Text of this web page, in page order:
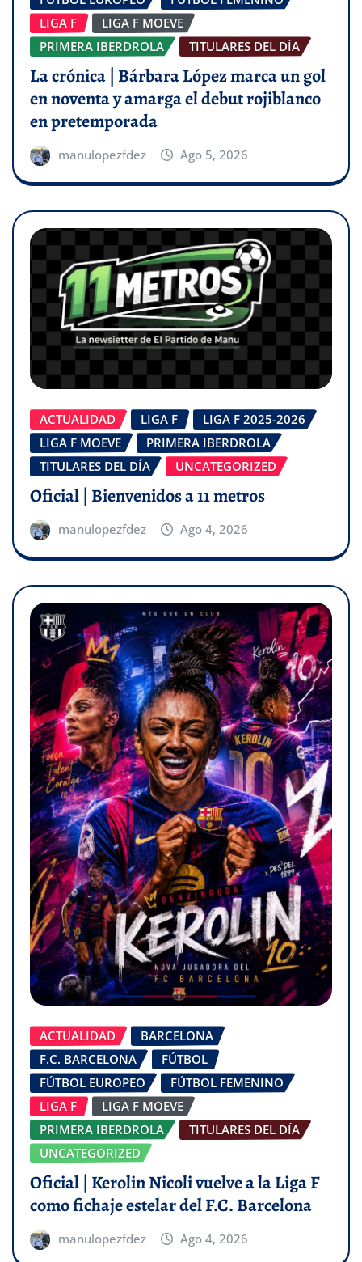
LIGA F
LIGA F MOEVE
PRIMERA IBERDROLA
TITULARES DEL DÍA
La crónica | Bárbara López marca un gol
en noventa y amarga el debut rojiblanco
en pretemporada
manulopezfdez Ago 5, 2026
ACTUALIDAD LIGA F
LIGA F 2025-2026
LIGA F MOEVE
PRIMERA IBERDROLA
TITULARES DEL DÍA
UNCATEGORIZED
Oficial | Bienvenidos a 11 metros
manulopezfdez Ago 4, 2026
ACTUALIDAD
BARCELONA
F.C. BARCELONA
FÚTBOL
FÚTBOL EUROPEO
FÚTBOL FEMENINO
LIGA F
LIGA F MOEVE
PRIMERA IBERDROLA
TITULARES DEL DÍA
UNCATEGORIZED
Oficial | Kerolin Nicoli vuelve a la Liga F
como fichaje estelar del F.C. Barcelona
manulopezfdez Ago 4, 2026